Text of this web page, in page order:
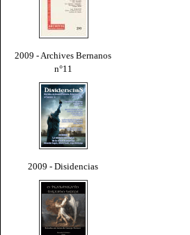
2009 - Archives Bernanos
n°11
2009 - Disidencias